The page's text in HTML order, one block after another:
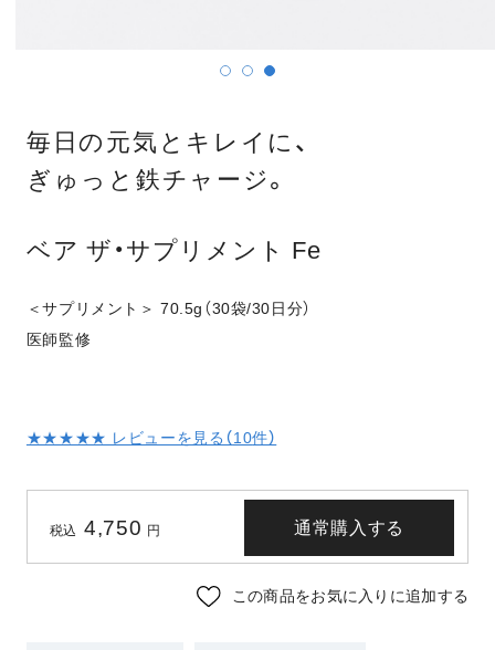
毎日の元気とキレイに、
ぎゅっと鉄チャージ。
ベア ザ・サプリメント Fe
＜サプリメント＞ 70.5g（30袋/30日分）
医師監修
★★★★★ レビューを見る（10件）
税込 4,750 円 通常購入する
この商品をお気に入りに追加する